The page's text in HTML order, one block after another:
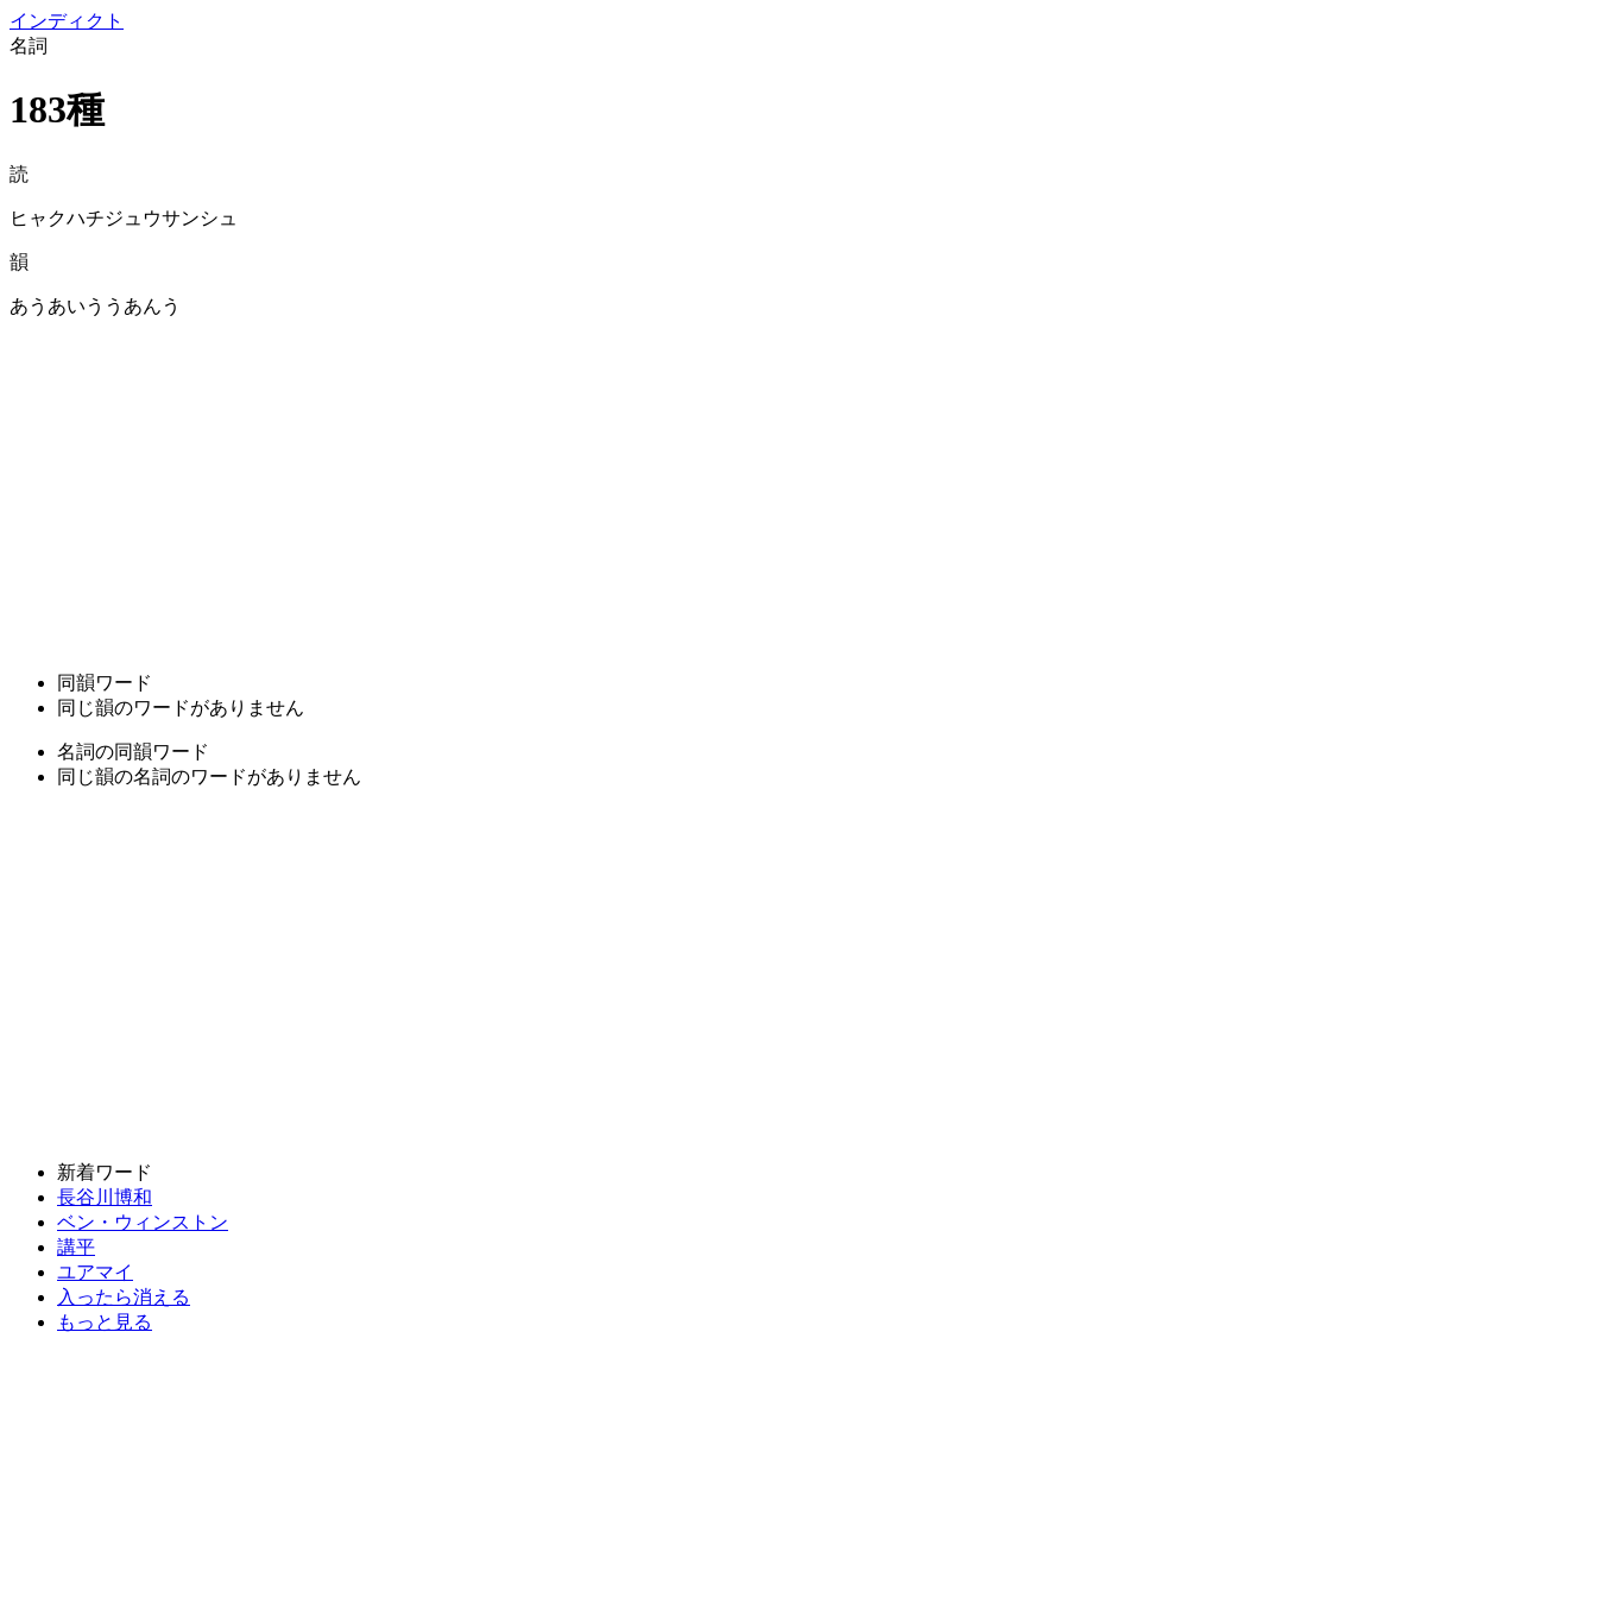
インディクト
名詞
183種
読
ヒャクハチジュウサンシュ
韻
あうあいううあんう
同韻ワード
同じ韻のワードがありません
名詞の同韻ワード
同じ韻の名詞のワードがありません
新着ワード
長谷川博和
ベン・ウィンストン
講平
ユアマイ
入ったら消える
もっと見る